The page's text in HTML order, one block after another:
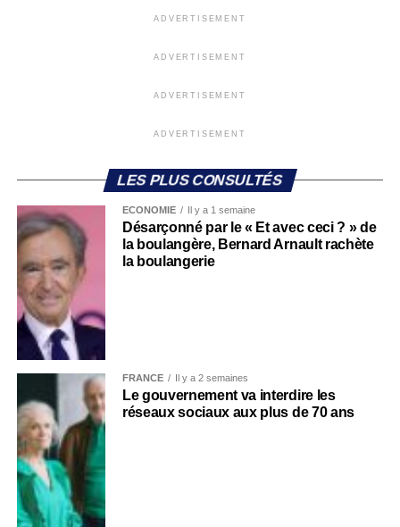
ADVERTISEMENT
ADVERTISEMENT
ADVERTISEMENT
ADVERTISEMENT
LES PLUS CONSULTÉS
ECONOMIE Il y a 1 semaine
Désarçonné par le « Et avec ceci ? » de
la boulangère, Bernard Arnault rachète
la boulangerie
FRANCE Il y a 2 semaines
Le gouvernement va interdire les
réseaux sociaux aux plus de 70 ans